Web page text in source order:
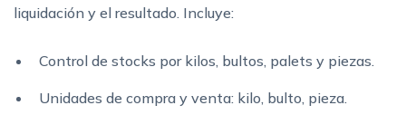
liquidación y el resultado. Incluye:
Control de stocks por kilos, bultos, palets y piezas.
Unidades de compra y venta: kilo, bulto, pieza.